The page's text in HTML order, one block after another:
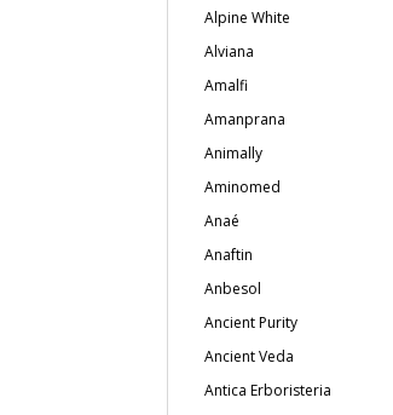
Alpine White
Alviana
Amalfi
Amanprana
Animally
Aminomed
Anaé
Anaftin
Anbesol
Ancient Purity
Ancient Veda
Antica Erboristeria